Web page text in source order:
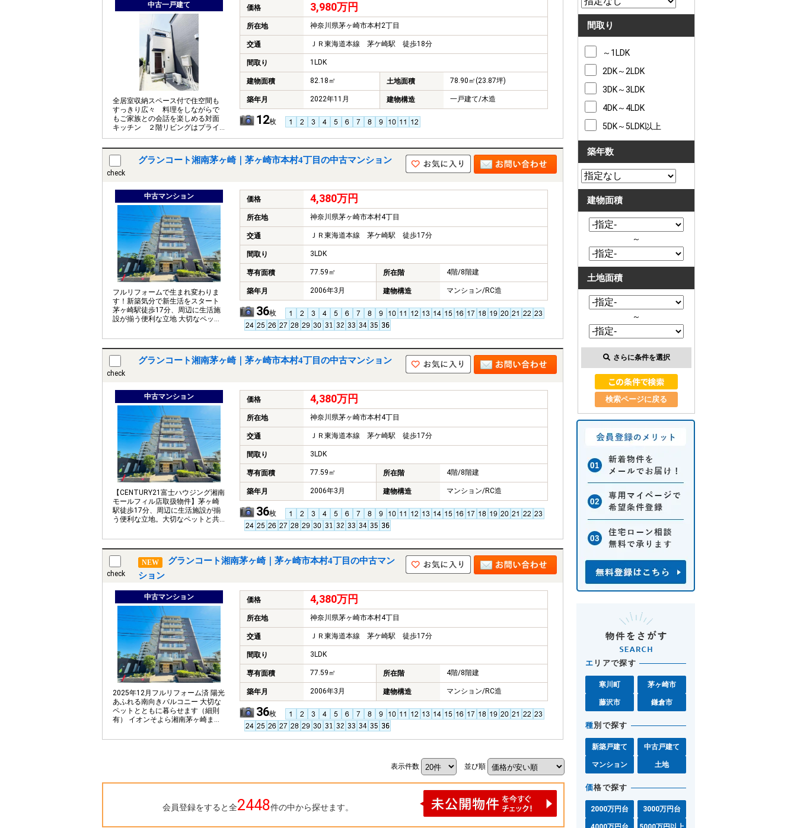
中古一戸建て
全居室収納スペース付で住空間も
すっきり広々 料理をしながらで
もご家族との会話を楽しめる対面
キッチン ２階リビングはプライ
ベート性も高く、落ち着いて暮ら
価格 3,980万円
所在地 神奈川県茅ヶ崎市本村2丁目
交通 ＪＲ東海道本線 茅ケ崎駅 徒歩18分
間取り 1LDK
建物面積 82.18㎡ 土地面積 78.90㎡(23.87坪)
築年月 2022年11月 建物構造 一戸建て/木造
12枚
check
グランコート湘南茅ヶ崎｜茅ヶ崎市本村4丁目の中古マンション
中古マンション
フルリフォームで生まれ変わりま
す！新築気分で新生活をスタート
茅ヶ崎駅徒歩17分、周辺に生活施
設が揃う便利な立地 大切なペット
価格 4,380万円
所在地 神奈川県茅ヶ崎市本村4丁目
交通 ＪＲ東海道本線 茅ケ崎駅 徒歩17分
間取り 3LDK
専有面積 77.59㎡ 所在階 4階/8階建
築年月 2006年3月 建物構造 マンション/RC造
36枚
check
グランコート湘南茅ヶ崎｜茅ヶ崎市本村4丁目の中古マンション
中古マンション
【CENTURY21富士ハウジング湘南
モールフィル店取扱物件】茅ヶ崎
駅徒歩17分、周辺に生活施設が揃
う便利な立地。大切なペットと共
価格 4,380万円
所在地 神奈川県茅ヶ崎市本村4丁目
交通 ＪＲ東海道本線 茅ケ崎駅 徒歩17分
間取り 3LDK
専有面積 77.59㎡ 所在階 4階/8階建
築年月 2006年3月 建物構造 マンション/RC造
36枚
check
NEW
グランコート湘南茅ヶ崎｜茅ヶ崎市本村4丁目の中古マン
ション
中古マンション
2025年12月フルリフォーム済 陽光
あふれる南向きバルコニー 大切な
ペットとともに暮らせます（細則
有） イオンそよら湘南茅ヶ崎まで
利
価格 4,380万円
所在地 神奈川県茅ヶ崎市本村4丁目
交通 ＪＲ東海道本線 茅ケ崎駅 徒歩17分
間取り 3LDK
専有面積 77.59㎡ 所在階 4階/8階建
築年月 2006年3月 建物構造 マンション/RC造
36枚
表示件数 並び順
会員登録をすると全2448件の中から探せます。
間取り
～1LDK
2DK～2LDK
3DK～3LDK
4DK～4LDK
5DK～5LDK以上
築年数
建物面積
～
土地面積
～
さらに条件を選択
検索ページに戻る
エ リアで探す
寒川町 茅ヶ崎市
藤沢市 鎌倉市
種別で探す
新築戸建て 中古戸建て
マンション 土地
価格で探す
2000万円台 3000万円台